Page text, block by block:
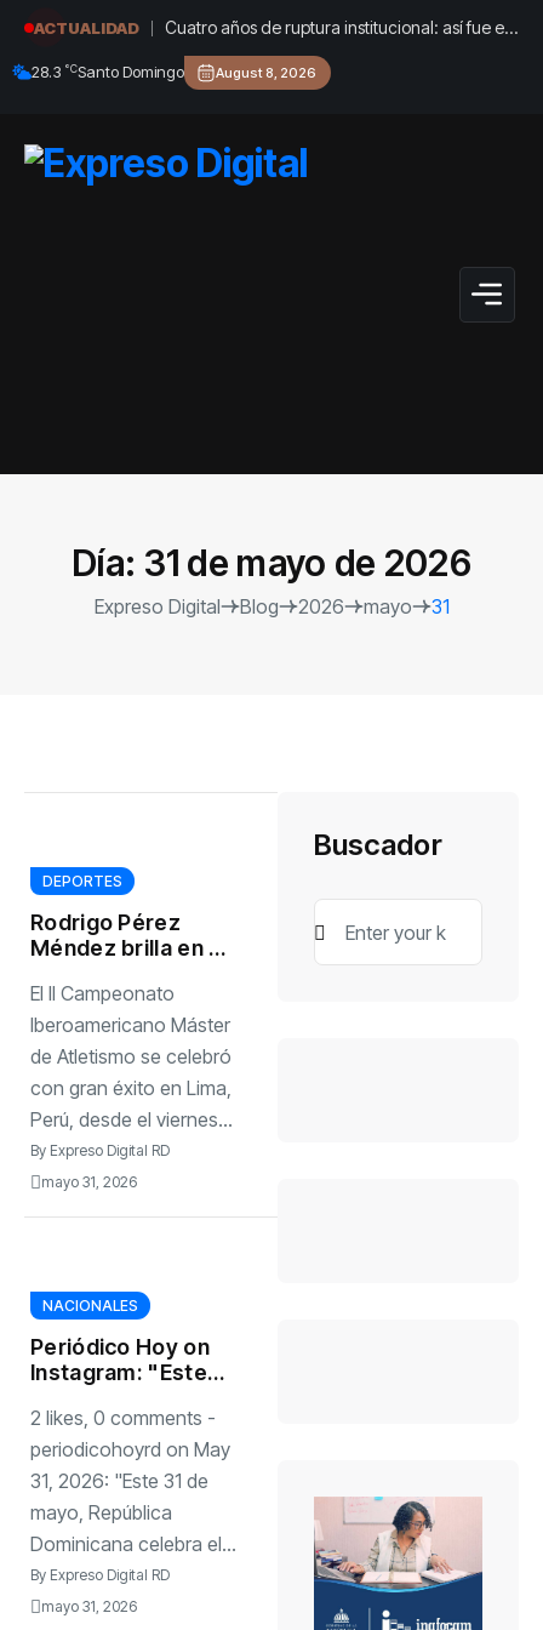
ACTUALIDAD
Cuatro años de ruptura institucional: así fue el
gobierno de Gustavo Petro en sus choques
con las Cortes, el Congreso y el Banco de la
28.3 °CSanto Domingo August 8, 2026
Día: 31 de mayo de 2026
Expreso Digital Blog 2026 mayo 31
DEPORTES
Rodrigo Pérez
Méndez brilla en el
Iberoamericano
Máster
El II Campeonato
Iberoamericano Máster
de Atletismo se celebró
con gran éxito en Lima,
Perú, desde el viernes...
By Expreso Digital RD
mayo 31, 2026
NACIONALES
Periódico Hoy on
Instagram: "Este
República
Dominicana
celebra el Día de
las Madres, una
fecha dedicada a
honrar el amor, la
entrega y el
sacrificio de
2 likes, 0 comments -
periodicohoyrd on May
31, 2026: "Este 31 de
mayo, República
Dominicana celebra el...
By Expreso Digital RD
mayo 31, 2026
Buscador